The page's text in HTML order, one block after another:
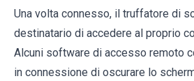
Una volta connesso, il truffatore di
destinatario di accedere al proprio
Alcuni software di accesso remoto
in connessione di oscurare lo